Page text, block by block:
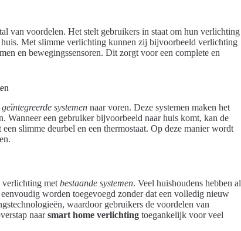
van voordelen. Het stelt gebruikers in staat om hun verlichting
Met slimme verlichting kunnen zij bijvoorbeeld verlichting
en bewegingssensoren. Dit zorgt voor een complete en
geïntegreerde systemen naar voren. Deze systemen maken het
Wanneer een gebruiker bijvoorbeeld naar huis komt, kan de
slimme deurbel en een thermostaat. Op deze manier wordt
verlichting met bestaande systemen. Veel huishoudens hebben al
worden toegevoegd zonder dat een volledig nieuw
waardoor gebruikers de voordelen van
naarsmart home verlichting toegankelijk voor veel